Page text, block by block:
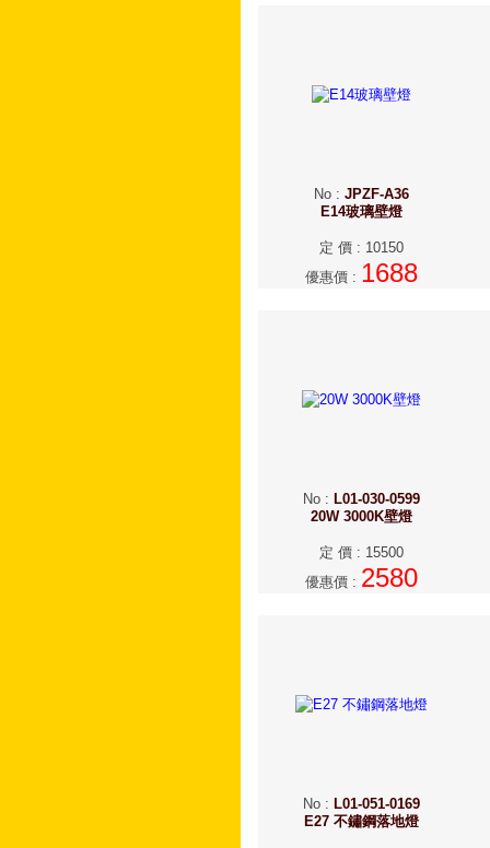
No: JPZF-A36
E14玻璃壁燈
定 價: 10150
優惠價: 1688
No: L01-030-0599
20W 3000K壁燈
定 價: 15500
優惠價: 2580
No: L01-051-0169
E27 不鏽鋼落地燈